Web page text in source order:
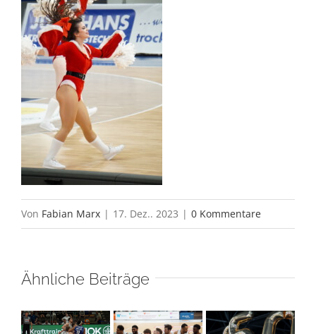
Von Fabian Marx | 17. Dez.. 2023 | 0 Kommentare
Ähnliche Beiträge